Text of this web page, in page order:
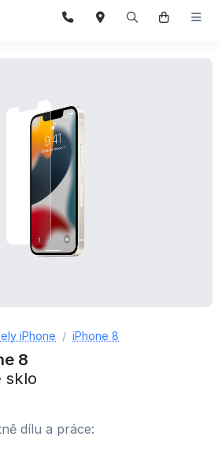
iPhone iPhone 8
8
sklo
dílu a práce: